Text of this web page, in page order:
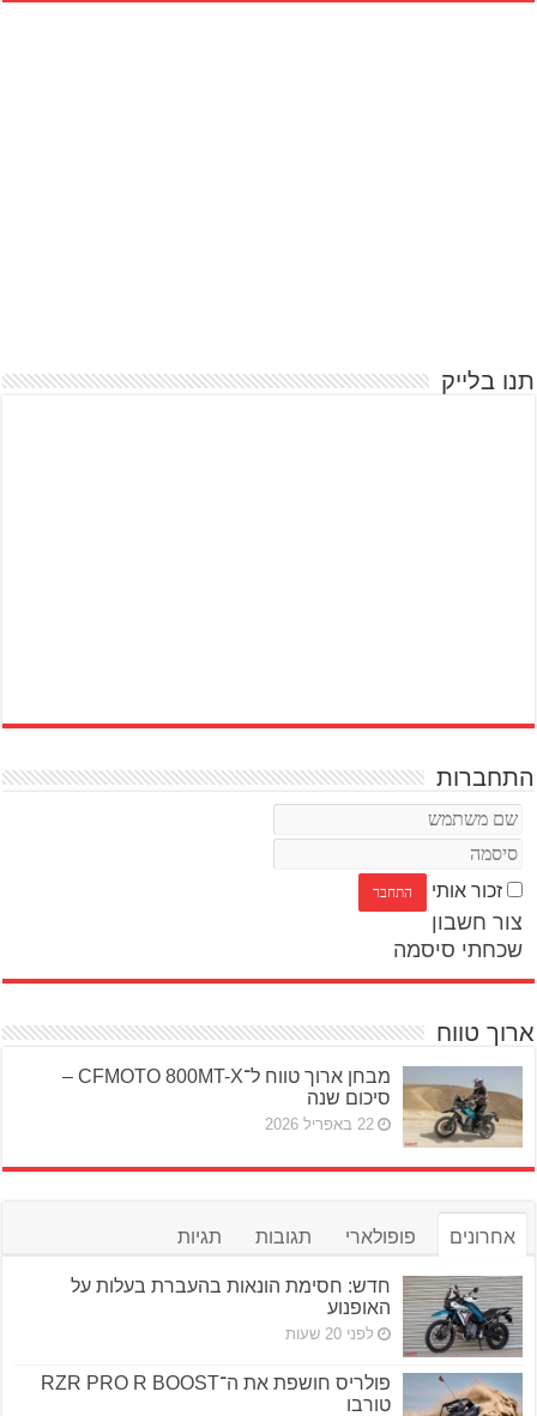
תנו בלייק
התחברות
זכור אותי
צור חשבון
שכחתי סיסמה
ארוך טווח
מבחן ארוך טווח ל־CFMOTO 800MT-X –
סיכום שנה
22 באפריל 2026
אחרונים פופולארי תגובות תגיות
חדש: חסימת הונאות בהעברת בעלות על
האופנוע
לפני 20 שעות
פולריס חושפת את ה־RZR PRO R BOOST
טורבו